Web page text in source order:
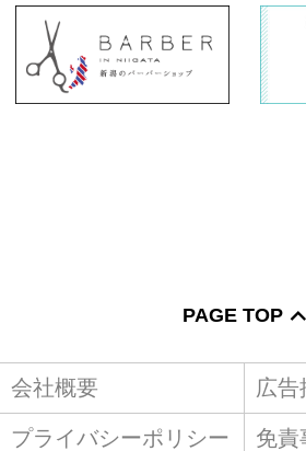
PAGE TOP
会社概要 広告
プライバシーポリシー
免責